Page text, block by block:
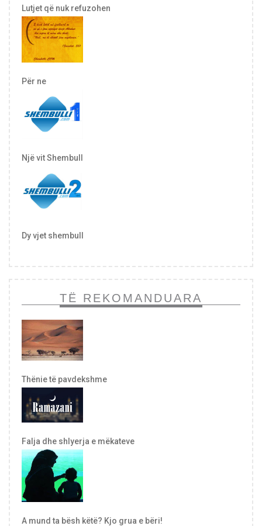
Lutjet që nuk refuzohen
Për ne
Një vit Shembull
Dy vjet shembull
TË REKOMANDUARA
Thënie të pavdekshme
Falja dhe shlyerja e mëkateve
A mund ta bësh këtë? Kjo grua e bëri!